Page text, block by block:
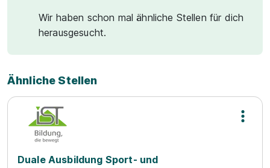
Wir haben schon mal ähnliche Stellen für dich
herausgesucht.
Ähnliche Stellen
Duale Ausbildung Sport- und